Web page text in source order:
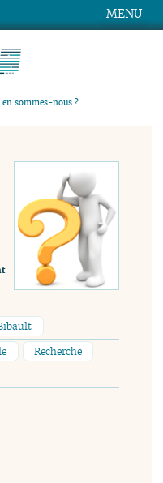
MENU
sommes-nous ?
Recherche